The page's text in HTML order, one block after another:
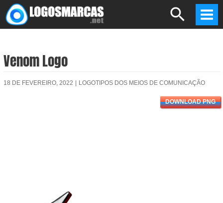
Skip
to
Search
Venom Logo
18 DE FEVEREIRO, 2022 LOGOTIPOS DOS MEIOS DE COMUNICAÇÃO
DOWNLOAD PNG